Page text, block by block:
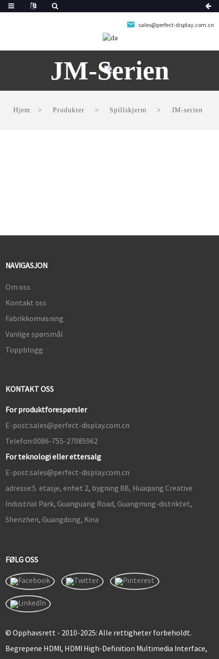
sales@perfect-display.com.cn
JM-Serien
Hjem Produkter Spillskjerm JM-serien
NAVIGASJON
Om oss
Kontakt oss
Fabrikkomvisning
Vanlige spørsmål
Toppblogg
KONTAKT OSS
For produktforespørsler
E-post:sales@perfect-display.com.cn
Telefon:0086-755-27085962
For teknologi eller ettersalg
E-post:sales@perfect-display.com.cn
adresse:5. etasje, enhet 2, bygning 8B, Huaqiang Creative
Industrial Park, Guanguang Road, Guangming-distriktet,
Shenzhen, Guangdong, Kina
FØLG OSS
© Opphavsrett - 2010-2025: Alle rettigheter forbeholdt.
Begrepene HDMI, HDMI High-Definition Multimedia Interface,